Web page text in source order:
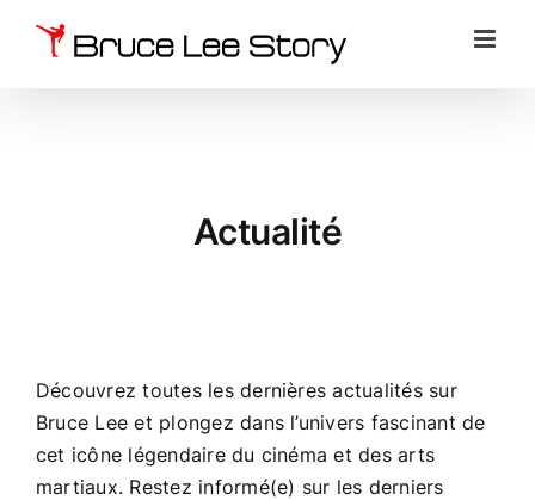
Actualité
Découvrez toutes les dernières actualités sur
Bruce Lee et plongez dans l’univers fascinant de
cet icône légendaire du cinéma et des arts
martiaux. Restez informé(e) sur les derniers